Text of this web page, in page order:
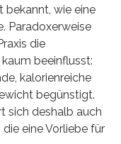
bekannt, wie eine
Paradoxerweise
die
beeinflusst:
kalorienreiche
begünstigt.
sich deshalb auch
eine Vorliebe für